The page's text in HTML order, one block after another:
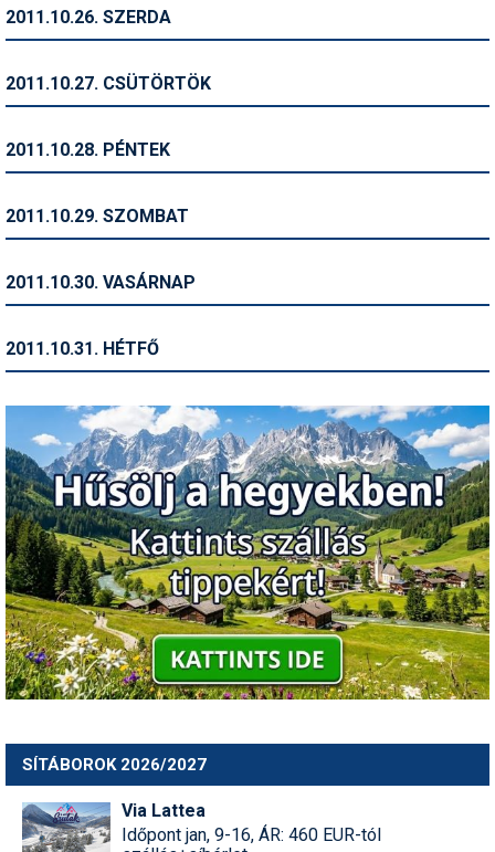
Utazási tippek
2011.10.26. SZERDA
2011.10.27. CSÜTÖRTÖK
2011.10.28. PÉNTEK
2011.10.29. SZOMBAT
2011.10.30. VASÁRNAP
2011.10.31. HÉTFŐ
SÍTÁBOROK 2026/2027
Via Lattea
Időpont jan, 9-16, ÁR: 460 EUR-tól